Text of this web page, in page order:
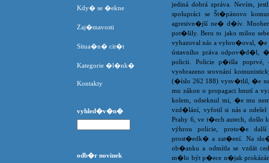
jediná dobrá zpráva. Nevím,
spolupráci se Št�pánovo
agresivn�jší ne� d�ív.
pot�šily. Beru to jako milou
vyhazoval nás a vyhro�oval,
ústavního práva odpov�d�l,
policii. Policie p�išla poprvé,
vyobrazeno srovnání
(�íslo 262 188) vysv�tlil, �e
mu zákon o propagaci hnutí a
kolem, odseknul mi, �e mu
vzd�lání, vyfotil si nás a
Prahy 6, ve t�ech autech,
výhrou policie, proto�e
prost�edk� a zat�ení. Na
ob�anku a odmítla se vzdát
m�lo být p�ece n�jak
Kdy� se �ekne
Zaj�mavosti
Situa�n� cit�t
Kategorie �l�nk�
Kontakty
vyhled�v�n�
odb�r novinek